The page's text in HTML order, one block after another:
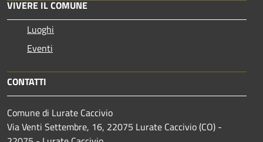
VIVERE IL COMUNE
Luoghi
Eventi
CONTATTI
Comune di Lurate Caccivio
Via Venti Settembre, 16, 22075 Lurate Caccivio (CO) -